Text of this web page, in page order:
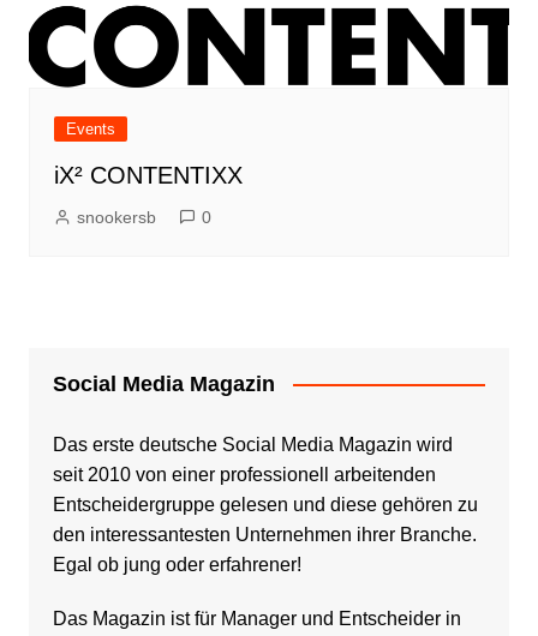
Events
iX² CONTENTIXX
snookersb 0
Social Media Magazin
Das erste deutsche Social Media Magazin wird
seit 2010 von einer professionell arbeitenden
Entscheidergruppe gelesen und diese gehören zu
den interessantesten Unternehmen ihrer Branche.
Egal ob jung oder erfahrener!
Das Magazin ist für Manager und Entscheider in